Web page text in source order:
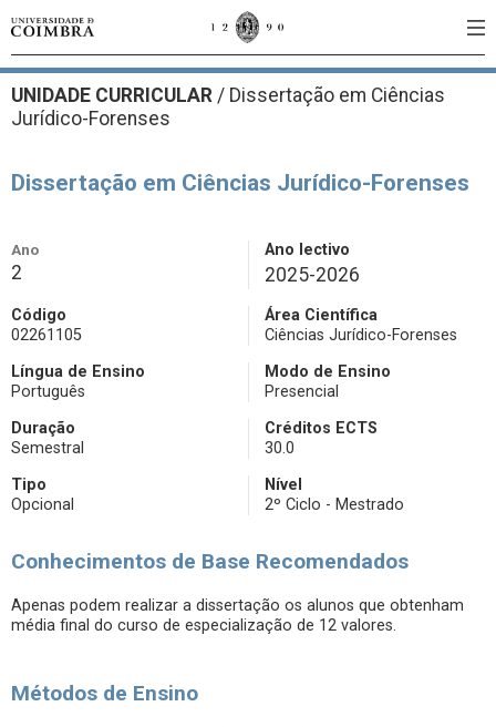
UNIDADE CURRICULAR / Dissertação em Ciências
Jurídico-Forenses
Dissertação em Ciências Jurídico-Forenses
Ano
2
Ano lectivo
2025-2026
Código
02261105
Área Científica
Ciências Jurídico-Forenses
Língua de Ensino
Português
Modo de Ensino
Presencial
Duração
Semestral
Créditos ECTS
30.0
Tipo
Opcional
Nível
2º Ciclo - Mestrado
Conhecimentos de Base Recomendados
Apenas podem realizar a dissertação os alunos que obtenham
média final do curso de especialização de 12 valores.
Métodos de Ensino